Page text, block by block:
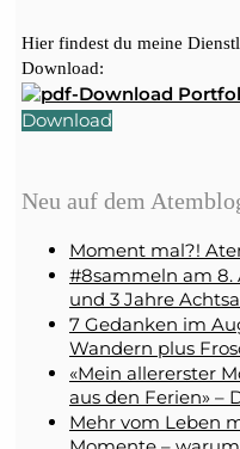
Hier findest du meine
Download:
Download
Neu auf dem
Moment mal?!
#8sammeln am 8.
und 3 Jahre
7 Gedanken im
Wandern plus
«Mein allererster
aus den Ferien» –
Mehr vom Leben